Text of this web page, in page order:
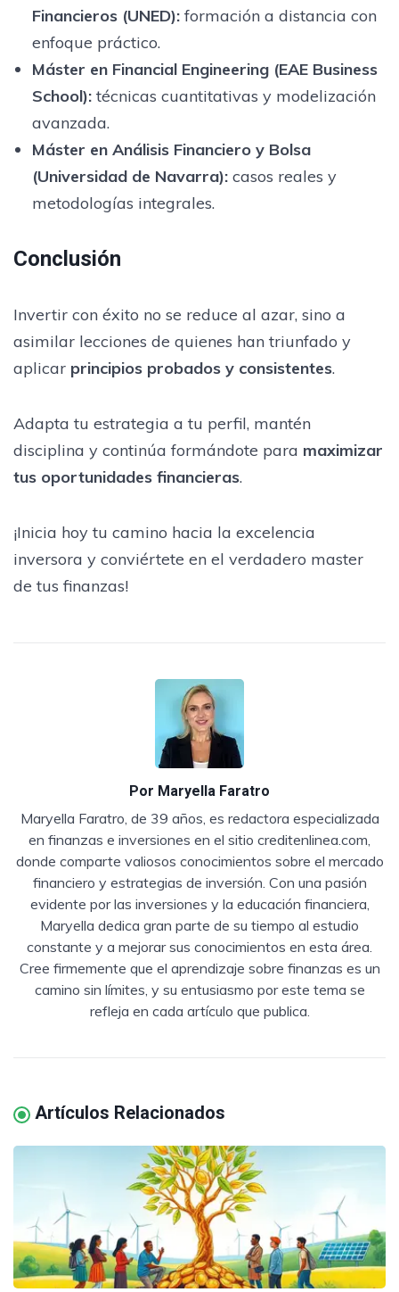
Financieros (UNED):formación a distancia con
enfoque práctico.
Máster en Financial Engineering (EAE Business
School):técnicas cuantitativas y modelización
avanzada.
Máster en Análisis Financiero y Bolsa
(Universidad de Navarra):casos reales y
metodologías integrales.
Conclusión
Invertir con éxito no se reduce al azar, sino a
asimilar lecciones de quienes han triunfado y
aplicar principios probados y consistentes.
Adapta tu estrategia a tu perfil, mantén
disciplina y continúa formándote para maximizar
tus oportunidades financieras.
¡Inicia hoy tu camino hacia la excelencia
inversora y conviértete en el verdadero master
de tus finanzas!
Por Maryella Faratro
Maryella Faratro, de 39 años, es redactora especializada
en finanzas e inversiones en el sitio creditenlinea.com,
donde comparte valiosos conocimientos sobre el mercado
financiero y estrategias de inversión. Con una pasión
evidente por las inversiones y la educación financiera,
Maryella dedica gran parte de su tiempo al estudio
constante y a mejorar sus conocimientos en esta área.
Cree firmemente que el aprendizaje sobre finanzas es un
camino sin límites, y su entusiasmo por este tema se
refleja en cada artículo que publica.
Artículos Relacionados